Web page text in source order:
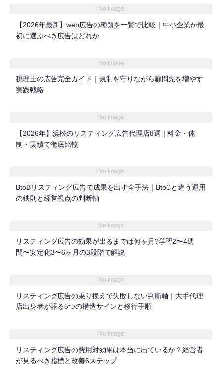
No Image
【2026年最新】web広告の種類を一覧で比較｜中小企業が最
初に選ぶべき広告はどれか
No Image
税理士の広告完全ガイド｜規制を守りながら顧問先を増やす
実践戦略
No Image
【2026年】浜松のリスティング広告代理店8選｜料金・体
制・実績で徹底比較
No Image
BtoBリスティング広告で成果を出す全手法｜BtoCと違う運用
の鉄則と経営視点の判断軸
No Image
リスティング広告の効果が出るまでは何ヶ月?学習2〜4週
間〜安定化3〜6ヶ月の3段階で解説
No Image
リスティング広告の乗り換えで失敗しない判断軸｜大手代理
店出身者が語る5つの構造サインと移行手順
No Image
リスティング広告の費用対効果は本当に出ているか？経営者
が見るべき指標と改善6ステップ